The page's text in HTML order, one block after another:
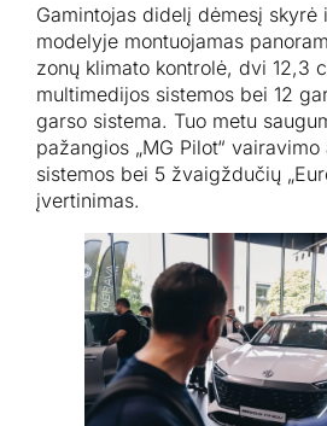
Gamintojas didelį dėmesį skyrė
modelyje montuojamas
zonų klimato kontrolė, dvi 12,3
multimedijos sistemos bei 12
garso sistema. Tuo metu
pažangios „MG Pilot“
sistemos bei 5 žvaigždučių
įvertinimas.